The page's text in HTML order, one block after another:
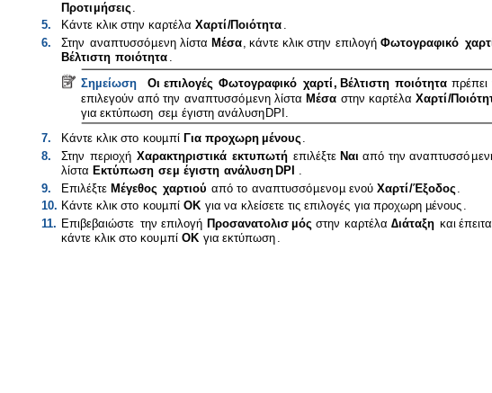
Προτιµήσεις .
5.
Κάντε κλικ στην καρτέλα Χαρτί/Ποιότητα .
6.
Στην αναπτυσσόµενη λίστα Μέσα, κάντε κλικ στην επιλογή Φωτογραφικό
Βέλτιστη ποιότητα .
Σηµείωση Οι επιλογές Φωτογραφικό χαρτί, Βέλτιστη ποιότητα πρέπει
επιλεγούν από την αναπτυσσόµενη λίστα Μέσα στην καρτέλα Χαρτί/
για εκτύπωση σεµ έγιστη ανάλυση DPI.
7.
Κάντε κλικ στο κουµπί Για προχωρη µένους .
8.
Στην περιοχή Χαρακτηριστικά εκτυπωτή επιλέξτε Ναι από την αναπτυσσόµ
λίστα Εκτύπωση σεµ έγιστη ανάλυση DPI .
9.
Επιλέξτε Μέγεθος χαρτιού από το αναπτυσσόµενοµ ενού Χαρτί/Έξοδος .
10. Κάντε κλικ στο κουµπί OK για να κλείσετε τις επιλογές για προχωρη µένους .
11. Επιβεβαιώστε την επιλογή Προσανατολισ µός στην καρτέλα ∆ιάταξη και έπειτα
κάντε κλικ στο κουµπί OK για εκτύπωση .